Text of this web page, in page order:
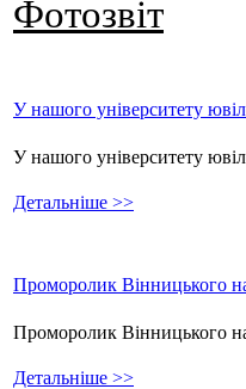
Фотозвіт
У нашого університету
У нашого університету
Детальніше >>
Проморолик Вінницького
Проморолик Вінницького
Детальніше >>